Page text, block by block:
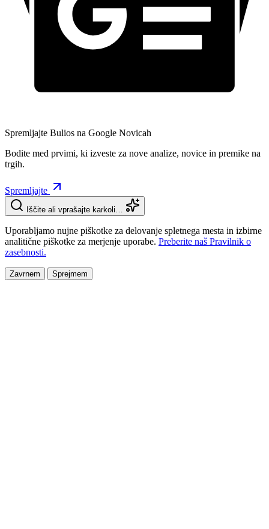
Spremljajte Bulios na Google Novicah
Bodite med prvimi, ki izveste za nove analize, novice in premike na
trgih.
Spremljajte
Iščite ali vprašajte karkoli…
Uporabljamo nujne piškotke za delovanje spletnega mesta in izbirne
analitične piškotke za merjenje uporabe. Preberite naš Pravilnik o
zasebnosti.
Zavrnem Sprejmem